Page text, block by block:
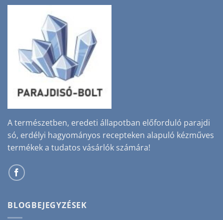
A természetben, eredeti állapotban előforduló parajdi
só, erdélyi hagyományos recepteken alapuló kézműves
termékek a tudatos vásárlók számára!
BLOGBEJEGYZÉSEK